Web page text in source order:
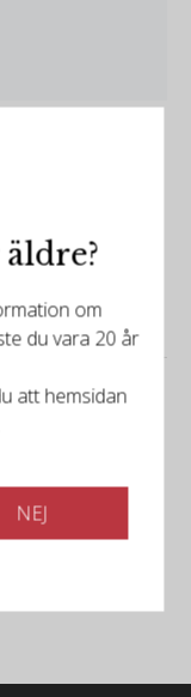
vi kan erbjuda
vinlådor från
om
du vara 20 år
att hemsidan
NEJ